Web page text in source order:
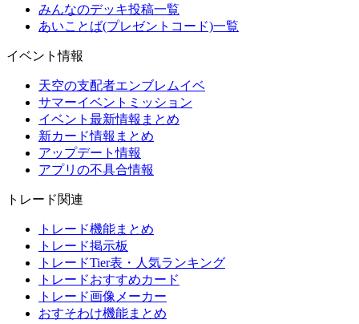
みんなのデッキ投稿一覧
あいことば(プレゼントコード)一覧
イベント情報
天空の支配者エンブレムイベ
サマーイベントミッション
イベント最新情報まとめ
新カード情報まとめ
アップデート情報
アプリの不具合情報
トレード関連
トレード機能まとめ
トレード掲示板
トレードTier表・人気ランキング
トレードおすすめカード
トレード画像メーカー
おすそわけ機能まとめ